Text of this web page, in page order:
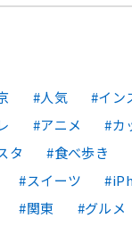
人気
イン
アニメ
カ
タ 食べ歩き
スイーツ
関東 グルメ